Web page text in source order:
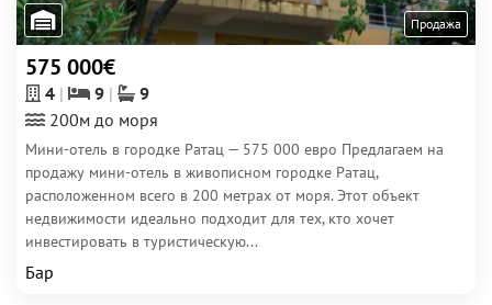
Продажа
575 000€
4 9
9
200м до моря
Мини-отель в городке Ратац — 575 000 евро Предлагаем на
продажу мини-отель в живописном городке Ратац,
расположенном всего в 200 метрах от моря. Этот объект
недвижимости идеально подходит для тех, кто хочет
инвестировать в туристическую...
Бар